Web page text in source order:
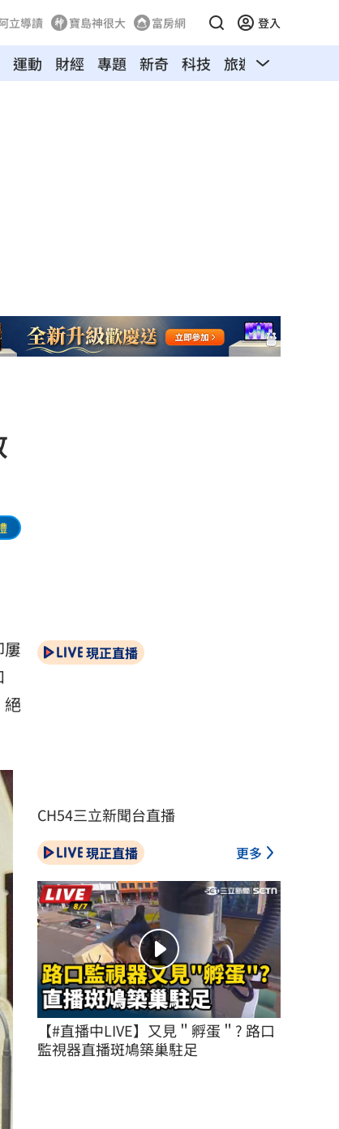
立導讀 寶島神很大 富房網 登入
運動 財經 專題 新奇 科技 旅遊 汽車
絕
現正直播
CH54三立新聞台直播
現正直播 更多
【#直播中LIVE】又見＂孵蛋＂? 路口
監視器直播斑鳩築巢駐足